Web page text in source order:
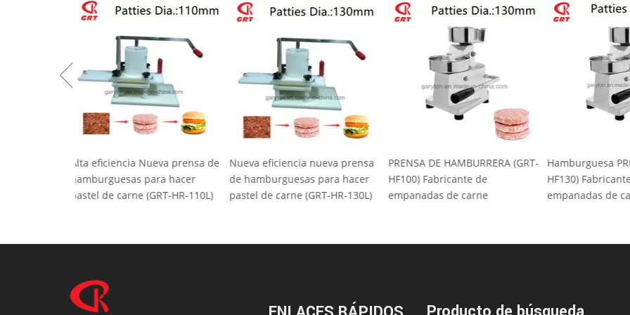
Alta eficiencia Nueva prensa de
hamburguesas para hacer
pastel de carne (GRT-HR-110L)
Nueva eficiencia nueva prensa
de hamburguesas para hacer
pastel de carne (GRT-HR-130L)
PRENSA DE HAMBURRERA (GRT-
HF100) Fabricante de
empanadas de carne
Hamburguesa
HF130)
empanadas de